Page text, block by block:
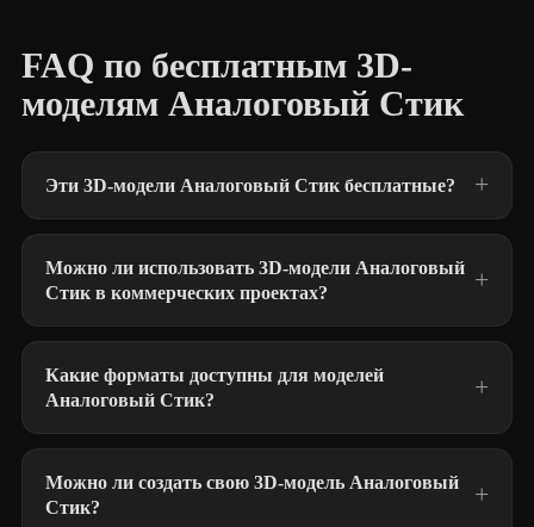
FAQ по бесплатным 3D-
моделям Аналоговый Стик
Эти 3D-модели Аналоговый Стик бесплатные?
Можно ли использовать 3D-модели Аналоговый
Стик в коммерческих проектах?
Какие форматы доступны для моделей
Аналоговый Стик?
Можно ли создать свою 3D-модель Аналоговый
Стик?